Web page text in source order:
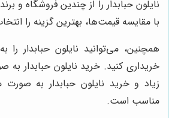
نایلون حبابدار را از چندین فروشگاه و
با مقایسه قیمت‌ها، بهترین گزینه را
همچنین، می‌توانید نایلون حبابدار
خریداری کنید. خرید نایلون حبابدار
زیاد و خرید نایلون حبابدار به
مناسب است.